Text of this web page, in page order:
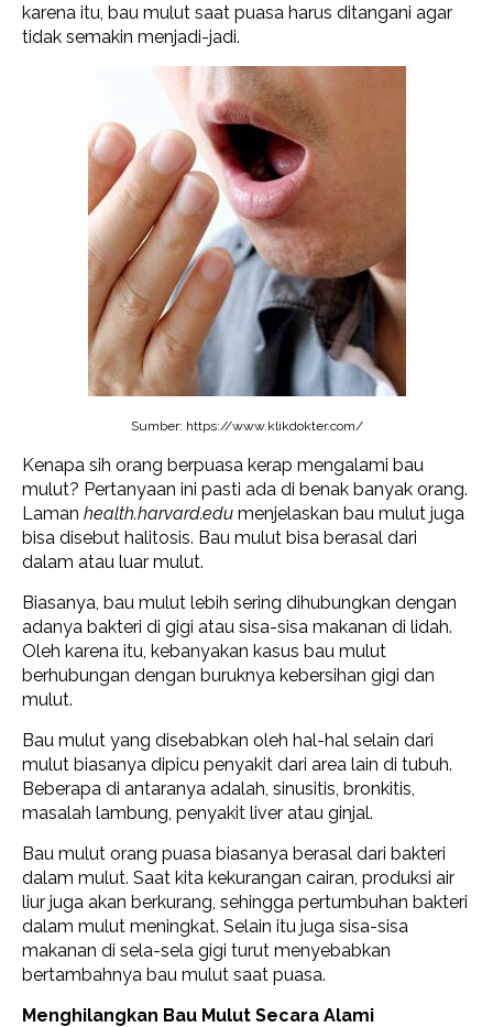
karena itu, bau mulut saat puasa harus ditangani agar
tidak semakin menjadi-jadi.
Sumber: https://www.klikdokter.com/
Kenapa sih orang berpuasa kerap mengalami bau
mulut? Pertanyaan ini pasti ada di benak banyak orang.
Laman health.harvard.edu menjelaskan bau mulut juga
bisa disebut halitosis. Bau mulut bisa berasal dari
dalam atau luar mulut.
Biasanya, bau mulut lebih sering dihubungkan dengan
adanya bakteri di gigi atau sisa-sisa makanan di lidah.
Oleh karena itu, kebanyakan kasus bau mulut
berhubungan dengan buruknya kebersihan gigi dan
mulut.
Bau mulut yang disebabkan oleh hal-hal selain dari
mulut biasanya dipicu penyakit dari area lain di tubuh.
Beberapa di antaranya adalah, sinusitis, bronkitis,
masalah lambung, penyakit liver atau ginjal.
Bau mulut orang puasa biasanya berasal dari bakteri
dalam mulut. Saat kita kekurangan cairan, produksi air
liur juga akan berkurang, sehingga pertumbuhan bakteri
dalam mulut meningkat. Selain itu juga sisa-sisa
makanan di sela-sela gigi turut menyebabkan
bertambahnya bau mulut saat puasa.
Menghilangkan Bau Mulut Secara Alami